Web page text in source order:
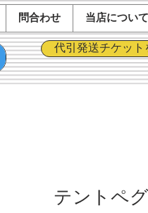
問合わせ 当店について
代引発送チケッ
テントペ